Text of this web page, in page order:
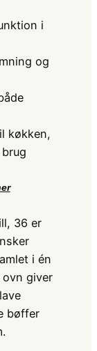
i
og
køkken,
36 er
i én
ovn giver
bøffer